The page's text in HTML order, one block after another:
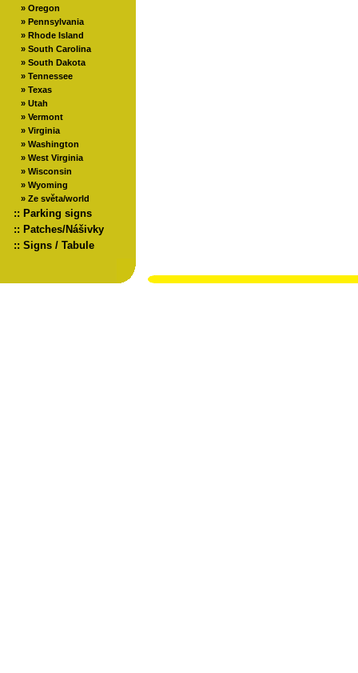
» Oregon
» Pennsylvania
» Rhode Island
» South Carolina
» South Dakota
» Tennessee
» Texas
» Utah
» Vermont
» Virginia
» Washington
» West Virginia
» Wisconsin
» Wyoming
» Ze světa/world
:: Parking signs
:: Patches/Nášivky
:: Signs / Tabule